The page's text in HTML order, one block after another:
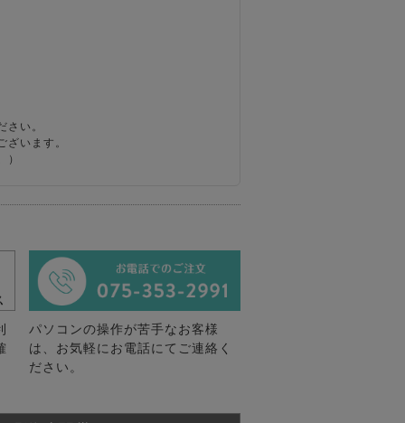
い。
います。
）
パソコンの操作が苦手なお客様
は、お気軽にお電話にてご連絡く
ださい。